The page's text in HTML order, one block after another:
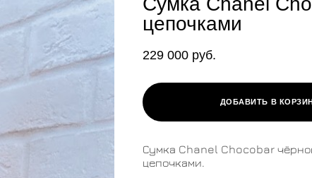
цепочками
229 000 pуб.
ДОБАВИТЬ В
Сумка Chanel Chocobar
цепочками.